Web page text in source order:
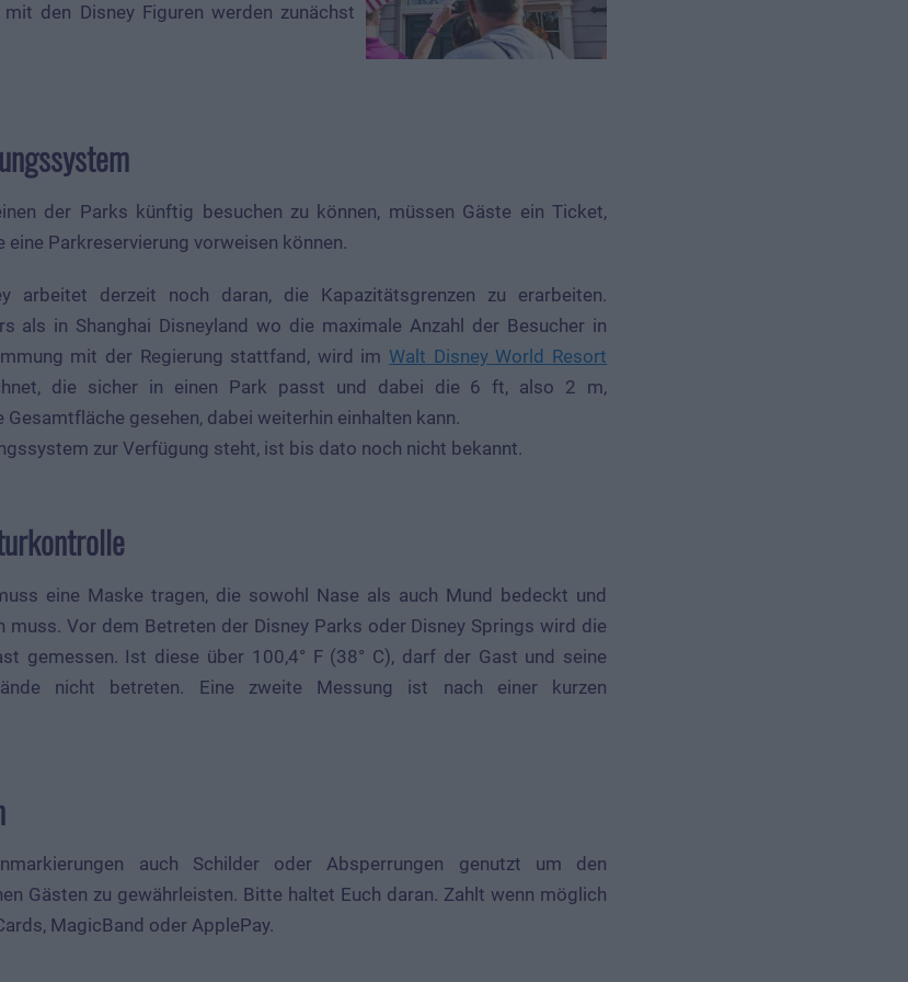
den Disney Figuren werden zunächst
der Parks künftig besuchen zu können, müssen Gäste ein Ticket,
eine Parkreservierung vorweisen können.
arbeitet derzeit noch daran, die Kapazitätsgrenzen zu erarbeiten.
als in Shanghai Disneyland wo die maximale Anzahl der Besucher in
mit der Regierung stattfand, wird imWalt Disney World Resort
die sicher in einen Park passt und dabei die 6 ft, also 2 m,
gesehen, dabei weiterhin einhalten kann.
zur Verfügung steht, ist bis dato noch nicht bekannt.
eine Maske tragen, die sowohl Nase als auch Mund bedeckt und
Vor dem Betreten der Disney Parks oder Disney Springs wird die
gemessen. Ist diese über 100,4° F (38° C), darf der Gast und seine
nicht betreten. Eine zweite Messung ist nach einer kurzen
auch Schilder oder Absperrungen genutzt um den
Gästen zu gewährleisten. Bitte haltet Euch daran. Zahlt wenn möglich
MagicBand oder ApplePay.